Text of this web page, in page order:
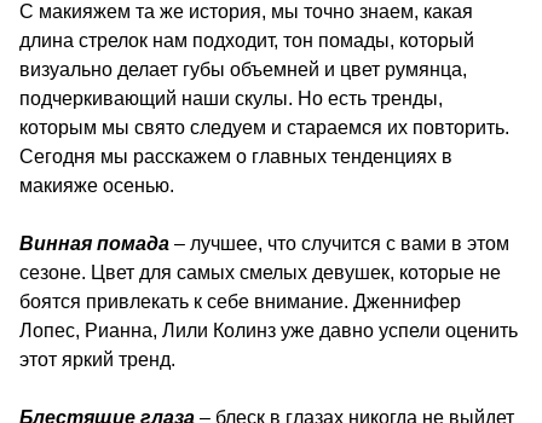
С макияжем та же история, мы точно знаем, какая
длина стрелок нам подходит, тон помады, который
визуально делает губы объемней и цвет румянца,
подчеркивающий наши скулы. Но есть тренды,
которым мы свято следуем и стараемся их повторить.
Сегодня мы расскажем о главных тенденциях в
макияже осенью.
Винная помада – лучшее, что случится с вами в этом
сезоне. Цвет для самых смелых девушек, которые не
боятся привлекать к себе внимание. Дженнифер
Лопес, Рианна, Лили Колинз уже давно успели оценить
этот яркий тренд.
Блестящие глаза – блеск в глазах никогда не выйдет